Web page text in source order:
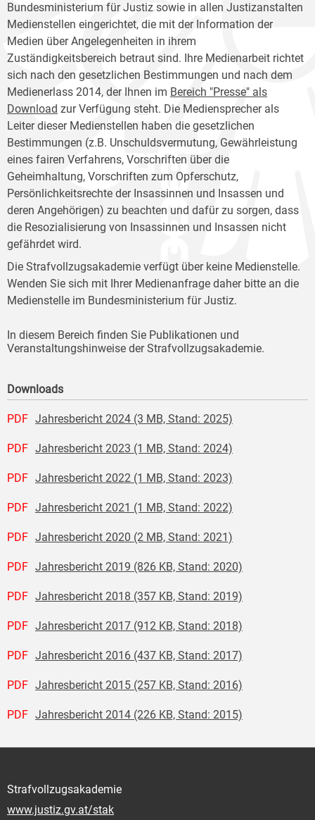
Bundesministerium für Justiz sowie in allen Justizanstalten
Medienstellen eingerichtet, die mit der Information der
Medien über Angelegenheiten in ihrem
Zuständigkeitsbereich betraut sind. Ihre Medienarbeit richtet
sich nach den gesetzlichen Bestimmungen und nach dem
Medienerlass 2014, der Ihnen im Bereich "Presse" als
Download zur Verfügung steht. Die Mediensprecher als
Leiter dieser Medienstellen haben die gesetzlichen
Bestimmungen (z.B. Unschuldsvermutung, Gewährleistung
eines fairen Verfahrens, Vorschriften über die
Geheimhaltung, Vorschriften zum Opferschutz,
Persönlichkeitsrechte der Insassinnen und Insassen und
deren Angehörigen) zu beachten und dafür zu sorgen, dass
die Resozialisierung von Insassinnen und Insassen nicht
gefährdet wird.
Die Strafvollzugsakademie verfügt über keine Medienstelle.
Wenden Sie sich mit Ihrer Medienanfrage daher bitte an die
Medienstelle im Bundesministerium für Justiz.
In diesem Bereich finden Sie Publikationen und
Veranstaltungshinweise der Strafvollzugsakademie.
Downloads
PDF Jahresbericht 2024 (3 MB, Stand: 2025)
PDF Jahresbericht 2023 (1 MB, Stand: 2024)
PDF Jahresbericht 2022 (1 MB, Stand: 2023)
PDF Jahresbericht 2021 (1 MB, Stand: 2022)
PDF Jahresbericht 2020 (2 MB, Stand: 2021)
PDF Jahresbericht 2019 (826 KB, Stand: 2020)
PDF Jahresbericht 2018 (357 KB, Stand: 2019)
PDF Jahresbericht 2017 (912 KB, Stand: 2018)
PDF Jahresbericht 2016 (437 KB, Stand: 2017)
PDF Jahresbericht 2015 (257 KB, Stand: 2016)
PDF Jahresbericht 2014 (226 KB, Stand: 2015)
Strafvollzugsakademie
www.justiz.gv.at/stak